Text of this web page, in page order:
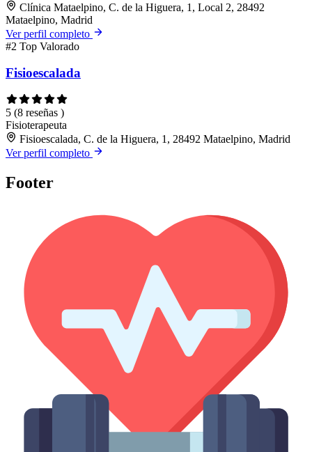
Clínica Mataelpino, C. de la Higuera, 1, Local 2, 28492
Mataelpino, Madrid
Ver perfil completo
#2 Top Valorado
Fisioescalada
5 (8 reseñas )
Fisioterapeuta
Fisioescalada, C. de la Higuera, 1, 28492 Mataelpino, Madrid
Ver perfil completo
Footer